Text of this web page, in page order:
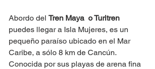
Abordo del Tren Maya  o Turitren
puedes llegar a Isla Mujeres, es un
pequeño paraíso ubicado en el Mar
Caribe, a sólo 8 km de Cancún.
Conocida por sus playas de arena fina